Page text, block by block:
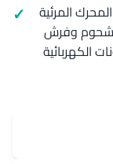
المرئية
شحوم وفرش
الكهربائية